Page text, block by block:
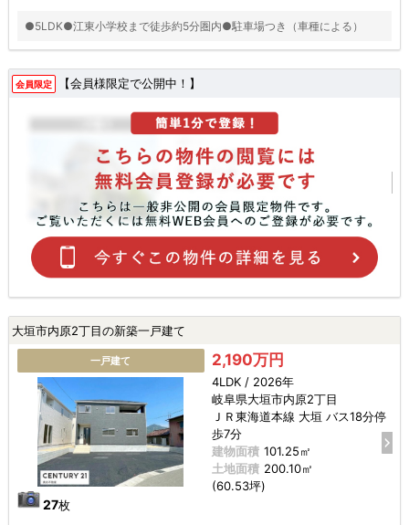
●5LDK●江東小学校まで徒歩約5分圏内●駐車場つき（車種による）
会員限定 【会員様限定で公開中！】
大垣市内原2丁目の新築一戸建て
一戸建て
27枚
2,190万円
4LDK / 2026年
岐阜県大垣市内原2丁目
ＪＲ東海道本線 大垣 バス18分停
歩7分
建物面積 101.25㎡
土地面積 200.10㎡
(60.53坪)